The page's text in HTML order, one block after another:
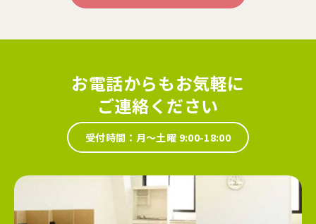
お電話からもお気軽に
ご連絡ください
受付時間：月～土曜 9:00-18:00